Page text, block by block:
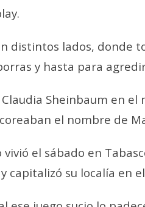
distintos lados, donde
y hasta para
Sheinbaum en
el nombre de
el sábado en
capitalizó su localía en